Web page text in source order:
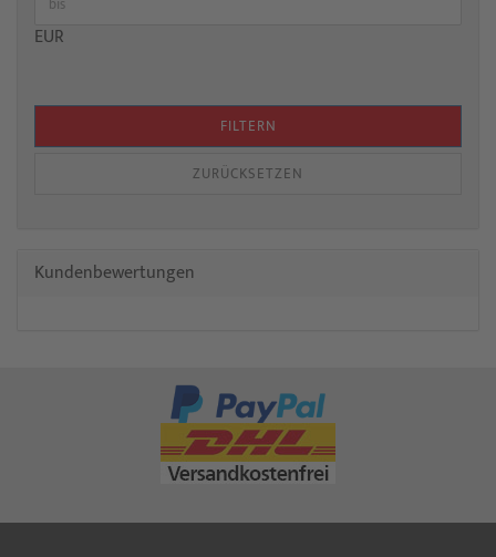
EUR
FILTERN
ZURÜCKSETZEN
Kundenbewertungen